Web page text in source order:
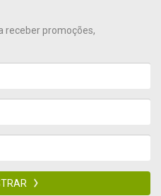
receber promoções,